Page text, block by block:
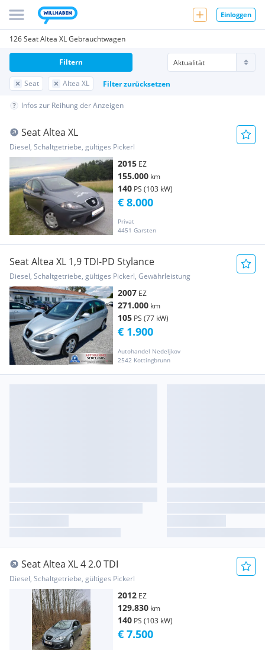
Einloggen
126 Seat Altea XL Gebrauchtwagen
Seat Altea XL Filter zurücksetzen
Filtern
Infos zur Reihung der Anzeigen
Seat Altea XL
Diesel, Schaltgetriebe, gültiges Pickerl
2015 EZ
155.000 km
140 PS (103 kW)
Privat
4451 Garsten
€ 8.000
Seat Altea XL 1,9 TDI-PD Stylance
Diesel, Schaltgetriebe, gültiges Pickerl, Gewährleistung
2007 EZ
271.000 km
105 PS (77 kW)
Autohandel Nedeljkov
2542 Kottingbrunn
€ 1.900
Seat Altea XL 4 2.0 TDI
Diesel, Schaltgetriebe, gültiges Pickerl
2012 EZ
129.830 km
140 PS (103 kW)
€ 7.500